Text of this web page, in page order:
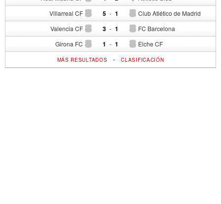
Villarreal CF 5 - Club Atlético de Madrid
1
Valencia CF 3 - FC Barcelona
1
Girona FC 1 - Elche CF
1
MÁS RESULTADOS -CLASIFICACIÓN